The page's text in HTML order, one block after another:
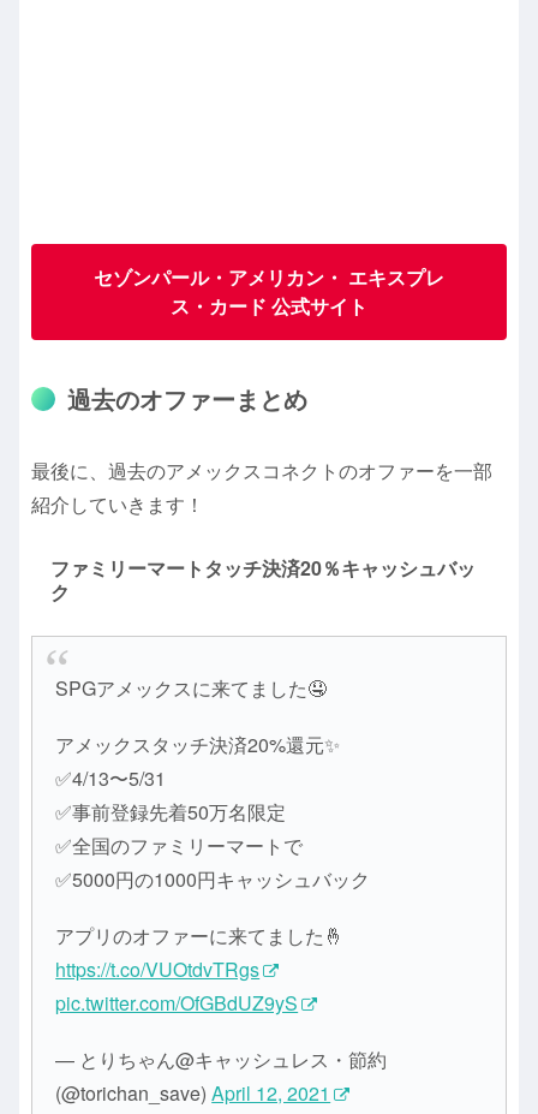
セゾンパール・アメリカン・ エキスプレ
ス・カード 公式サイト
過去のオファーまとめ
最後に、過去のアメックスコネクトのオファーを一部
紹介していきます！
ファミリーマートタッチ決済20％キャッシュバッ
ク
SPGアメックスに来てました🤤
アメックスタッチ決済20%還元✨
✅4/13〜5/31
✅事前登録先着50万名限定
✅全国のファミリーマートで
✅5000円の1000円キャッシュバック
アプリのオファーに来てました🤞
https://t.co/VUOtdvTRgs
pic.twitter.com/OfGBdUZ9yS
— とりちゃん@キャッシュレス・節約
(@torichan_save)April 12, 2021